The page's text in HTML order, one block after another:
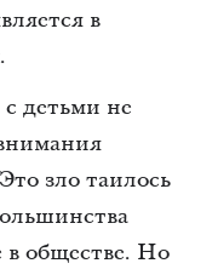
в
детьми не
зло таилось
обществе. Но